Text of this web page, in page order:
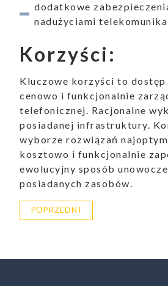
dodatkowe zabezpieczenia przed
nadużyciami
Korzyści:
Kluczowe korzyści to
cenowo i funkcjonalnie
telefonicznej. Racjonalne
posiadanej infrastruktury.
wyborze rozwiązań
kosztowo i funkcjonalnie
ewolucyjny sposób
posiadanych zasobów.
POPRZEDNI